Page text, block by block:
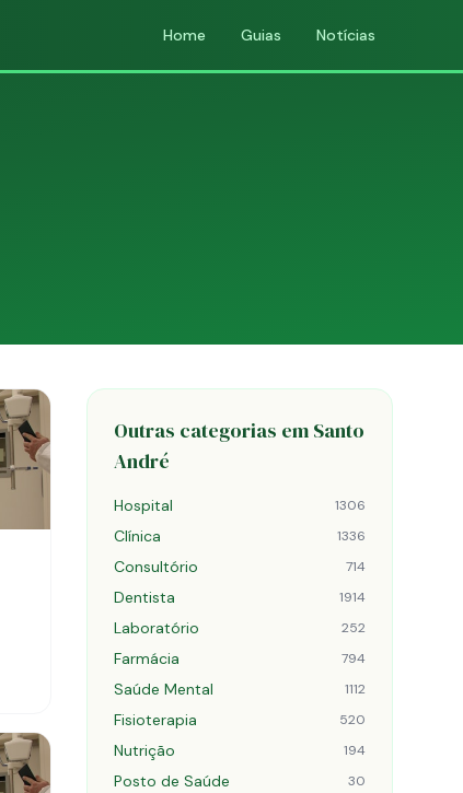
Home Guias Notícias
Outras categorias em Santo
André
Hospital 1306
Clínica 1336
Consultório 714
Dentista 1914
Laboratório 252
Farmácia 794
Saúde Mental 1112
Fisioterapia 520
Nutrição 194
Posto de Saúde 30